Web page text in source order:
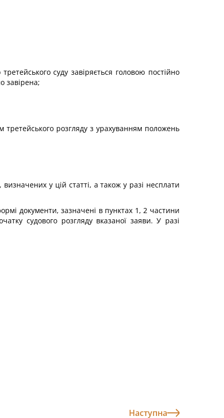
суду завіряється головою постійно
завірена;
розгляду з урахуванням положень
у цій статті, а також у разі несплати
документи, зазначені в пунктах 1, 2 частини
судового розгляду вказаної заяви. У разі
Наступна